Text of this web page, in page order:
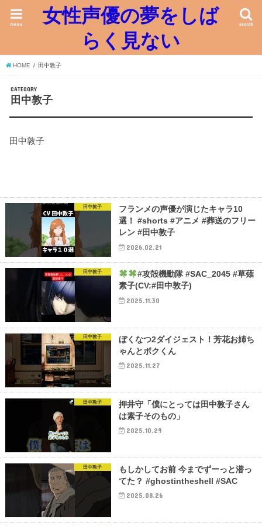
女性声優の夢をしば
らく見ない
search
menu
HOME 田中敦子
CATEGORY
田中敦子
田中敦子
田中敦子
フランメの声優が演じたキャラ10
選！ #shorts #アニメ #葬送のフリー
レン #田中敦子
2026.02.21
田中敦子
#攻殻機動隊 #SAC_2045 #草薙
素子(CV:#田中敦子)
2025.11.30
田中敦子
ぼくなつ2ダイジェスト！芳花お姉ち
ゃんとボクくん
2025.11.27
田中敦子
押井守「僕にとっては田中敦子さん
は素子そのもの」
2025.10.29
田中敦子
もしかしてお前 今までずーっと潜っ
てた？ #ghostintheshell #SAC
2025.08.26